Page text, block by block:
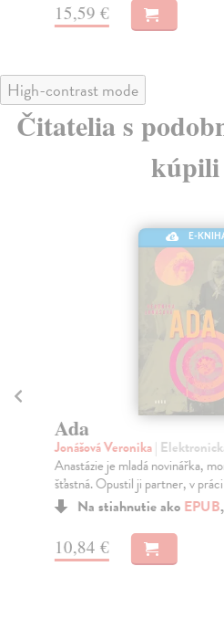
15,59 €
High-contrast mode
Čitatelia s
E-
Ada
Jonášová Veronika|
Anastázie je mladá novinářka,
šťastná. Opustil ji partner, v
Na stiahnutie ako EPUB,
10,84 €